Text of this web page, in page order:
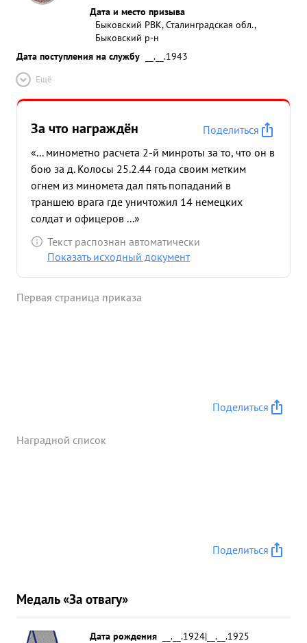
Дата и место призыва
Быковский РВК, Сталинградская обл.,
Быковский р-н
Дата поступления на службу
__.__.1943
Ещё
За что награждён
Поделиться
«... минометно расчета 2-й минроты за то, что он в
бою за д. Колосы 25.2.44 года своим метким
огнем из миномета дал пять попаданий в
траншею врага где уничтожил 14 немецких
солдат и офицеров ...»
Текст распознан автоматически
Показать исходный документ
Первая страница приказа
Поделиться
Наградной список
Поделиться
Медаль «За отвагу»
Дата рождения
__.__.1924|__.__.1925